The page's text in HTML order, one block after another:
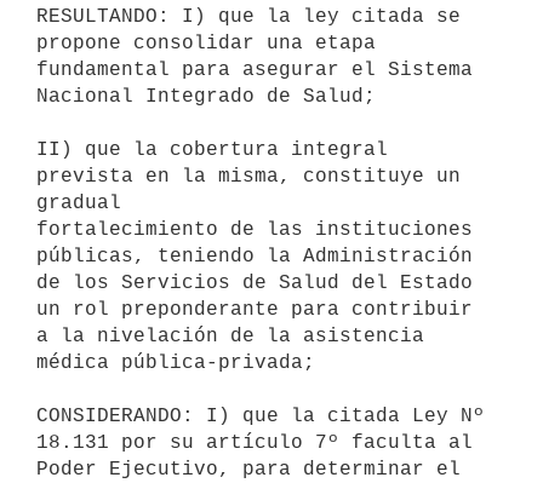
RESULTANDO: I) que la ley citada se
propone consolidar una etapa
fundamental para asegurar el Sistema
Nacional Integrado de Salud;
II) que la cobertura integral
prevista en la misma, constituye un
gradual
fortalecimiento de las instituciones
públicas, teniendo la Administración
de los Servicios de Salud del Estado
un rol preponderante para contribuir
a la nivelación de la asistencia
médica pública-privada;
CONSIDERANDO: I) que la citada Ley Nº
18.131 por su artículo 7º faculta al
Poder Ejecutivo, para determinar el